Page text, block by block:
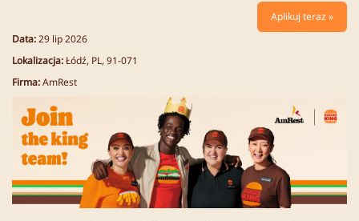
Aplikuj teraz »
Data:29 lip 2026
Lokalizacja:Łódź, PL, 91-071
Firma:AmRest